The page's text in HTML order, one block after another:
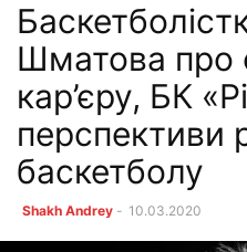
Шматова про
кар’єру, БК
перспективи
баскетболу
Shakh Andrey - 10.03.2020